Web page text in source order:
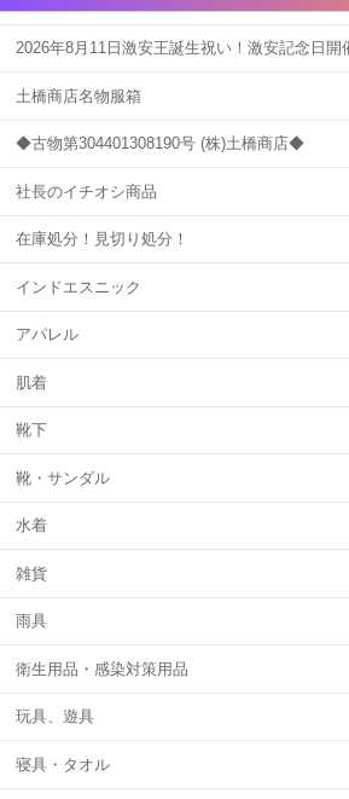
2026年8月11日激安王誕生祝い！激安記念日開
土橋商店名物服箱
◆古物第304401308190号 (株)土橋商店◆
社長のイチオシ商品
在庫処分！見切り処分！
インドエスニック
アパレル
肌着
靴下
靴・サンダル
水着
雑貨
雨具
衛生用品・感染対策用品
玩具、遊具
寝具・タオル